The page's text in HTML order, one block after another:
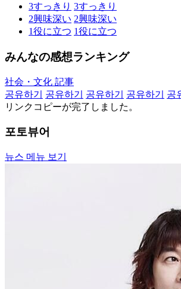
3すっきり 3すっきり
2興味深い 2興味深い
1役に立つ 1役に立つ
みんなの感想ランキング
社会・文化 記事
공유하기
공유하기 공유하기 공유하기
공
リンクコピーが完了しました。
포토뷰어
뉴스 메뉴 보기